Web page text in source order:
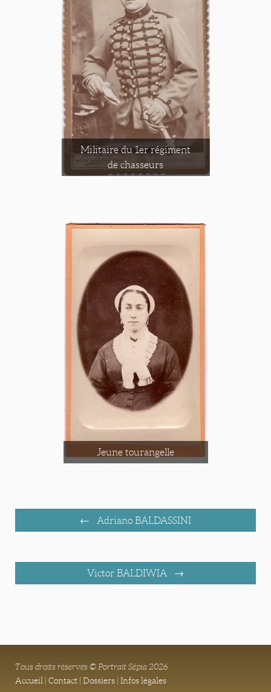
Militaire du 1er régiment
de chasseurs
Jeune tourangelle
Adriano BALDASSINI
Victor BALDIWIA
Tous droits réservés © Portrait Sépia 2026
Accueil Contact Dossiers Infos légales